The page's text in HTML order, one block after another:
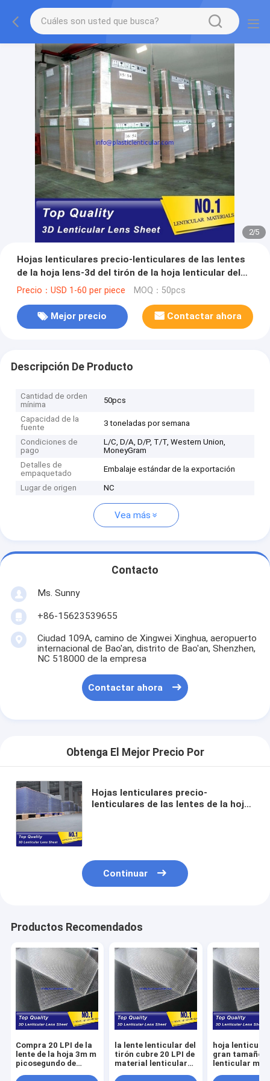
2/5
Hojas lenticulares precio-lenticulares de las lentes
de la hoja lens-3d del tirón de la hoja lenticular del
tirón de 20 LPI para la impresora digital Slovenia
Precio：USD 1-60 per piece MOQ：50pcs
Mejor precio Contactar ahora
Descripción De Producto
Cantidad de orden
mínima
50pcs
Capacidad de la
fuente
3 toneladas por semana
Condiciones de
pago
L/C, D/A, D/P, T/T, Western Union,
MoneyGram
Detalles de
empaquetado
Embalaje estándar de la exportación
Lugar de origen NC
Vea más
Contacto
Ms. Sunny
+86-15623539655
Ciudad 109A, camino de Xingwei Xinghua, aeropuerto
internacional de Bao'an, distrito de Bao'an, Shenzhen,
NC 518000 de la empresa
Contactar ahora
Obtenga El Mejor Precio Por
Hojas lenticulares precio-
lenticulares de las lentes de la hoja
Continuar
Productos Recomendados
Compra 20 LPI de la
lente de la hoja 3m m
picosegundo de
la lente lenticular del
tirón cubre 20 LPI de
material lenticular
hoja lenticular
gran tamaño
lenticular